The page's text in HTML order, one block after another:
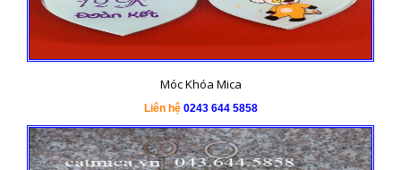
Móc Khóa Mica
Liên hệ 0243 644 5858